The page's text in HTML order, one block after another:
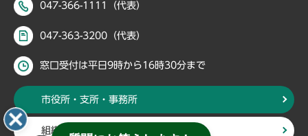
047-366-1111（代表）
047-363-3200（代表）
窓口受付は平日9時から16時30分まで
市役所・支所・事務所
組織・部署から探す